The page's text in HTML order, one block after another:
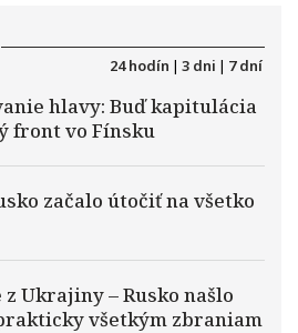
24 hodín | 3 dni | 7 dní
hlavy: Buď kapitulácia
front vo Fínsku
začalo útočiť na všetko
Ukrajiny – Rusko našlo
všetkým zbraniam